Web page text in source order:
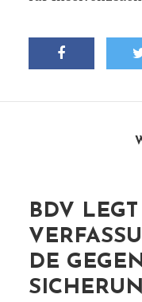
BDV LEGT
DE